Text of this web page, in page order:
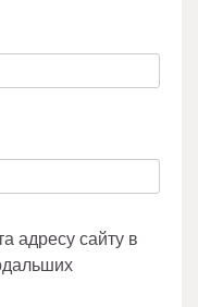
адресу сайту в